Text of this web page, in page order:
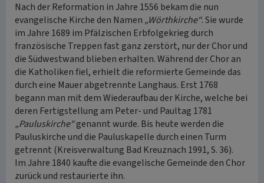
Nach der Reformation in Jahre 1556 bekam die nun
evangelische Kirche den Namen „Wörthkirche“. Sie wurde
im Jahre 1689 im Pfälzischen Erbfolgekrieg durch
französische Treppen fast ganz zerstört, nur der Chor und
die Südwestwand blieben erhalten. Während der Chor an
die Katholiken fiel, erhielt die reformierte Gemeinde das
durch eine Mauer abgetrennte Langhaus. Erst 1768
begann man mit dem Wiederaufbau der Kirche, welche bei
deren Fertigstellung am Peter- und Paultag 1781
„Pauluskirche“genannt wurde. Bis heute werden die
Pauluskirche und die Pauluskapelle durch einen Turm
getrennt (Kreisverwaltung Bad Kreuznach 1991, S. 36).
Im Jahre 1840 kaufte die evangelische Gemeinde den Chor
zurück und restaurierte ihn.